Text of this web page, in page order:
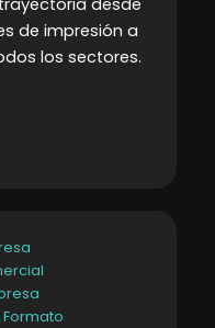
desde
de impresión a
los sectores.